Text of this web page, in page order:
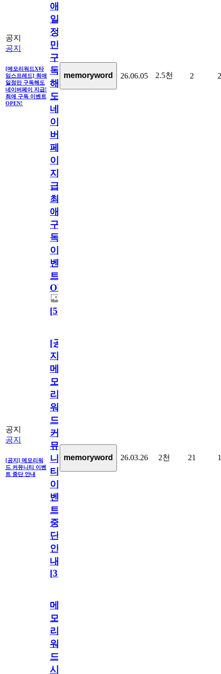
공지
공지
[메모리워드X타
임스프레드] 최애
일정만 구독해도
네이버페이 지급!
최애 구독 이벤트
OPEN!
애
일
정
만
구
독
해
도
네
이
버
페
이
지
급!
최
애
구
독
이
벤
트
OPEN!
[5]
memoryword 26.06.05 2.5천 2 2
공지
공지
[공지] 메모리워
드 커뮤니티 이벤
트 중단 안내
[공
지]
메
모
리
워
드
커
뮤
니
티
이
벤
트
중
단
안
내
[31
memoryword 26.03.26 2천 21 1
메
모
리
워
드
시